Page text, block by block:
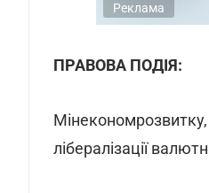
Реклама
ПРАВОВА ПОДІЯ:
лібералізації